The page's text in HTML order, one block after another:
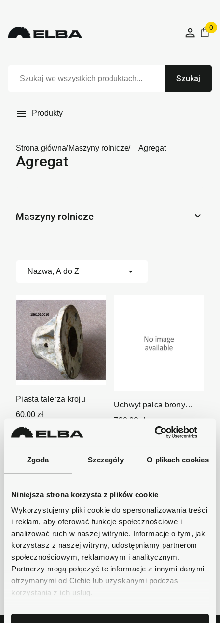
Zgoda Szczegóły O plikach cookies
Niniejsza strona korzysta z plików cookie
Wykorzystujemy pliki cookie do spersonalizowania treści
i reklam, aby oferować funkcje społecznościowe i
analizować ruch w naszej witrynie. Informacje o tym, jak
korzystasz z naszej witryny, udostępniamy partnerom
społecznościowym, reklamowym i analitycznym.
Partnerzy mogą połączyć te informacje z innymi danymi
otrzymanymi od Ciebie lub uzyskanymi podczas
korzystania z ich usług.
0
Szukaj
 Produkty
Strona główna Maszyny rolnicze Agregat
Agregat
Nazwa, A do Z 
Piasta talerza kroju
60,00 zł
Uchwyt palca brony
aktywnej
760,00 zł
Wał napędu głównego
840,00 zł
Pokazano 1-3 z 3 pozycji
Maszyny rolnicze 